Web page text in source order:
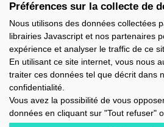
Préférences sur la collecte de
Nous utilisons des données collectées
librairies Javascript et nos partenaires
expérience et analyser le traffic de ce
En utilisant ce site internet, vous nous
traiter ces données tel que décrit dans
confidentialité.
Vous avez la possibilité de vous
données en cliquant sur "Tout refuser"